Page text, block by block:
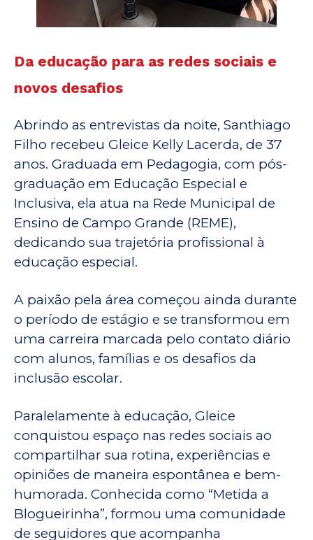
Da educação para as redes sociais e
novos desafios
Abrindo as entrevistas da noite, Santhiago
Filho recebeu Gleice Kelly Lacerda, de 37
anos. Graduada em Pedagogia, com pós-
graduação em Educação Especial e
Inclusiva, ela atua na Rede Municipal de
Ensino de Campo Grande (REME),
dedicando sua trajetória profissional à
educação especial.
A paixão pela área começou ainda durante
o período de estágio e se transformou em
uma carreira marcada pelo contato diário
com alunos, famílias e os desafios da
inclusão escolar.
Paralelamente à educação, Gleice
conquistou espaço nas redes sociais ao
compartilhar sua rotina, experiências e
opiniões de maneira espontânea e bem-
humorada. Conhecida como “Metida a
Blogueirinha”, formou uma comunidade
de seguidores que acompanha